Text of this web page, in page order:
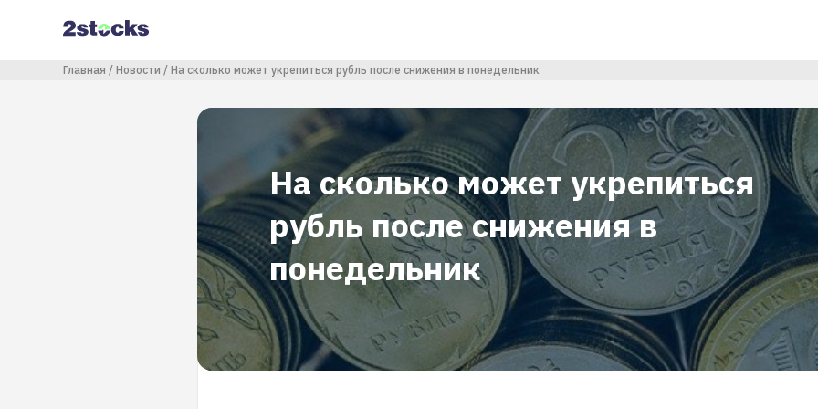
содержанию
Строка навигации
Главная Новости На сколько может укрепиться рубль после снижения в понедельник
На сколько может укрепиться
рубль после снижения в
понедельник